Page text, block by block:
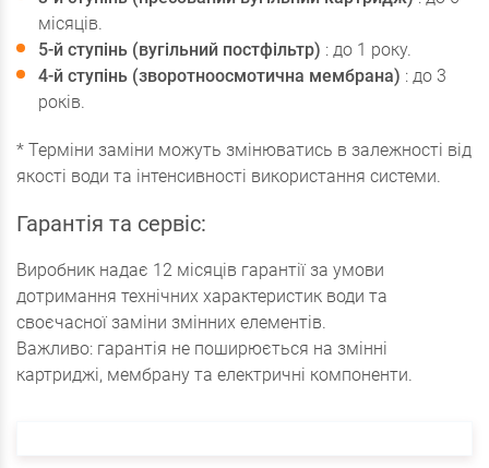
місяців.
5-й ступінь (вугільний постфільтр) : до 1 року.
4-й ступінь (зворотноосмотична мембрана) : до 3
років.
* Терміни заміни можуть змінюватись в залежності від
якості води та інтенсивності використання системи.
Гарантія та сервіс:
Виробник надає 12 місяців гарантії за умови
дотримання технічних характеристик води та
своєчасної заміни змінних елементів.
Важливо: гарантія не поширюється на змінні
картриджі, мембрану та електричні компоненти.